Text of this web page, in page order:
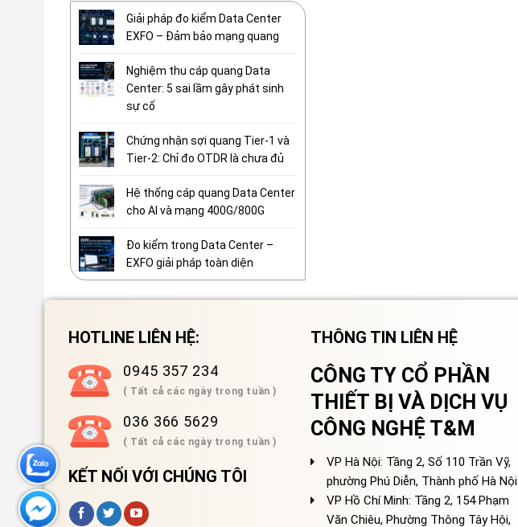
Giải pháp đo kiểm Data Center
EXFO – Đảm bảo mạng quang
Nghiệm thu cáp quang Data
Center: 5 sai lầm gây phát sinh
sự cố
Chứng nhận sợi quang Tier-1 và
Tier-2: Chỉ đo OTDR là chưa đủ
Hệ thống cáp quang Data Center
cho AI và mạng 400G/800G
Đo kiểm trong Data Center –
EXFO giải pháp toàn diện
HOTLINE LIÊN HỆ:
0945 357 234
( Tất cả các ngày trong tuần )
036 366 5629
( Tất cả các ngày trong tuần )
KẾT NỐI VỚI CHÚNG TÔI
THÔNG TIN LIÊN HỆ
CÔNG TY CỔ PHẦN
THIẾT BỊ VÀ DỊCH VỤ
CÔNG NGHỆ T&M
VP Hà Nội: Tầng 2, Số 110 Trần Vỹ,
phường Phú Diễn, Thành phố Hà Nội
VP Hồ Chí Minh: Tầng 2, 154 Phạm
Văn Chiêu, Phường Thông Tây Hội,